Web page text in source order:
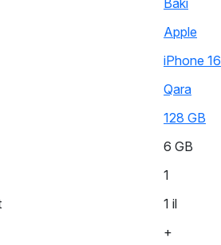
Bakı
Apple
iPhone 16
Qara
128 GB
6 GB
1
1 il
+